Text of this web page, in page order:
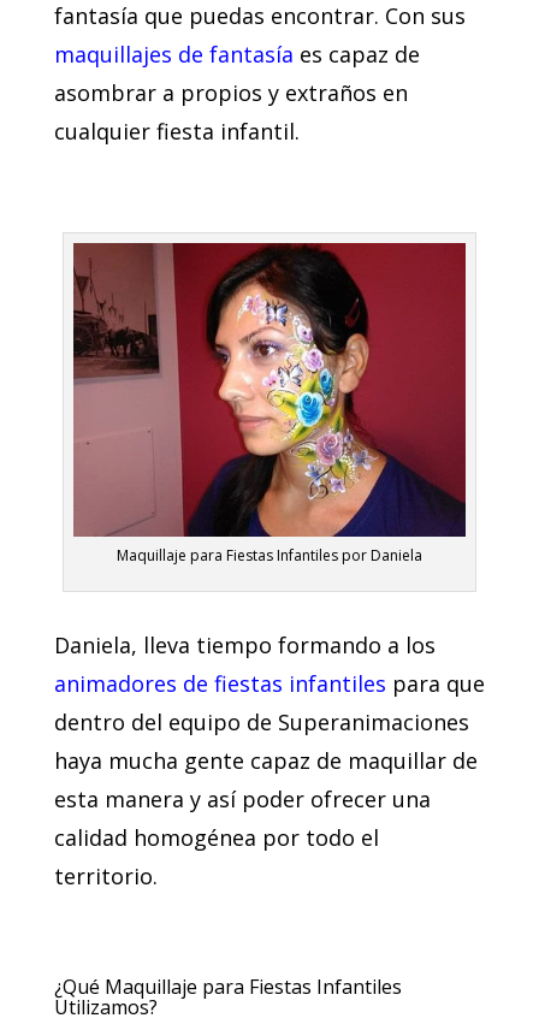
fantasía que puedas encontrar. Con sus
maquillajes de fantasía es capaz de
asombrar a propios y extraños en
cualquier fiesta infantil.
Maquillaje para Fiestas Infantiles por Daniela
Daniela, lleva tiempo formando a los
animadores de fiestas infantiles para que
dentro del equipo de Superanimaciones
haya mucha gente capaz de maquillar de
esta manera y así poder ofrecer una
calidad homogénea por todo el
territorio.
¿Qué Maquillaje para Fiestas Infantiles
Utilizamos?